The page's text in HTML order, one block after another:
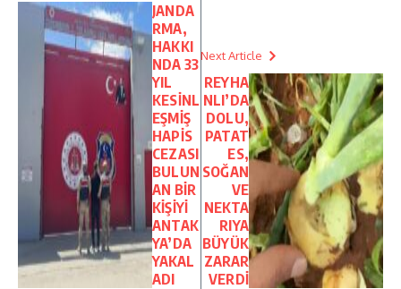
JANDA
RMA,
HAKKI
NDA 33
YIL
KESİNL
EŞMİŞ
HAPİS
CEZASI
BULUN
AN BİR
KİŞİYİ
ANTAK
YA’DA
YAKAL
ADI
Next Article
REYHA
NLI’DA
DOLU,
PATAT
ES,
SOĞAN
VE
NEKTA
RIYA
BÜYÜK
ZARAR
VERDİ